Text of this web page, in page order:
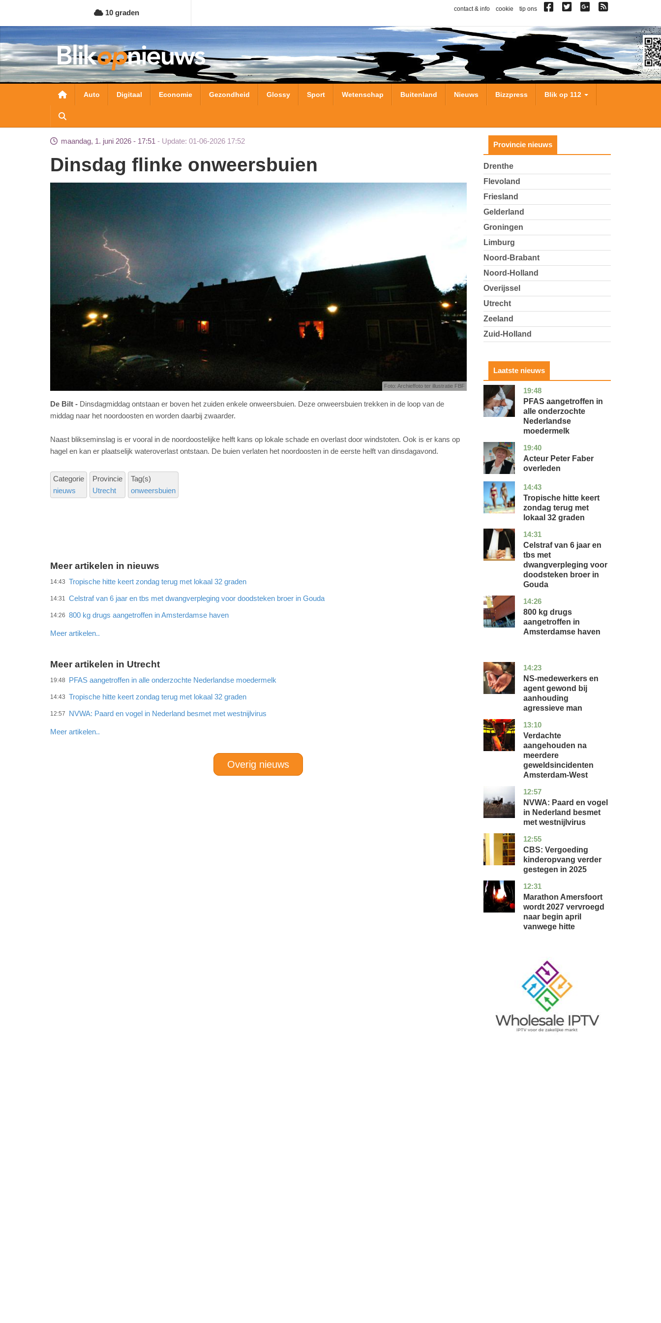
naar
de
inhoud
gaan
10 graden contact & info cookie tip ons
Hoofdnavigatie
Auto Digitaal Economie Gezondheid Glossy Sport Wetenschap Buitenland Nieuws Bizzpress Blik op 112
maandag, 1. juni 2026 - 17:51 Update: 01-06-2026 17:52
Dinsdag flinke onweersbuien
Foto: Archieffoto ter illustratie FBF
De Bilt
Dinsdagmiddag ontstaan er boven het zuiden enkele onweersbuien. Deze onweersbuien trekken in de loop van de
middag naar het noordoosten en worden daarbij zwaarder.
Naast blikseminslag is er vooral in de noordoostelijke helft kans op lokale schade en overlast door windstoten. Ook is er kans op
hagel en kan er plaatselijk wateroverlast ontstaan. De buien verlaten het noordoosten in de eerste helft van dinsdagavond.
Categorie
nieuws
Provincie
Utrecht
Tag(s)
onweersbuien
Meer artikelen in nieuws
14:43 Tropische hitte keert zondag terug met lokaal 32 graden
14:31 Celstraf van 6 jaar en tbs met dwangverpleging voor doodsteken broer in Gouda
14:26 800 kg drugs aangetroffen in Amsterdamse haven
Meer artikelen..
Meer artikelen in Utrecht
19:48 PFAS aangetroffen in alle onderzochte Nederlandse moedermelk
14:43 Tropische hitte keert zondag terug met lokaal 32 graden
12:57 NVWA: Paard en vogel in Nederland besmet met westnijlvirus
Meer artikelen..
Overig nieuws
Provincie nieuws
Drenthe
Flevoland
Friesland
Gelderland
Groningen
Limburg
Noord-Brabant
Noord-Holland
Overijssel
Utrecht
Zeeland
Zuid-Holland
Laatste nieuws
19:48
utrecht
gezondheid
PFAS aangetroffen in
alle onderzochte
Nederlandse
moedermelk
19:40
noord-
holland
glossy
Acteur Peter Faber
overleden
14:43
utrecht
nieuws
Tropische hitte keert
zondag terug met
lokaal 32 graden
14:31
zuid-
holland
nieuws
Celstraf van 6 jaar en
tbs met
dwangverpleging voor
doodsteken broer in
Gouda
14:26
noord-
holland
nieuws
800 kg drugs
aangetroffen in
Amsterdamse haven
14:23
flevoland
nieuws
NS-medewerkers en
agent gewond bij
aanhouding
agressieve man
13:10
noord-
holland
nieuws
Verdachte
aangehouden na
meerdere
geweldsincidenten
Amsterdam-West
12:57
utrecht
nieuws
NVWA: Paard en vogel
in Nederland besmet
met westnijlvirus
12:55
zuid-
holland
economie
CBS: Vergoeding
kinderopvang verder
gestegen in 2025
12:31
utrecht
nieuws
Marathon Amersfoort
wordt 2027 vervroegd
naar begin april
vanwege hitte